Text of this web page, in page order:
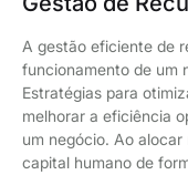
A gestão eficiente de
funcionamento de um
Estratégias para
melhorar a eficiência
um negócio. Ao
capital humano de